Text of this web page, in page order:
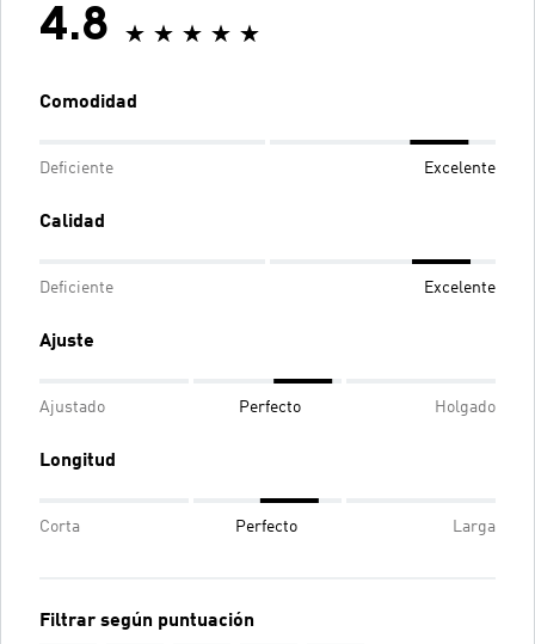
4.8
Comodidad
Deficiente Excelente
Calidad
Deficiente Excelente
Ajuste
Ajustado Perfecto Holgado
Longitud
Corta Perfecto Larga
Filtrar según puntuación